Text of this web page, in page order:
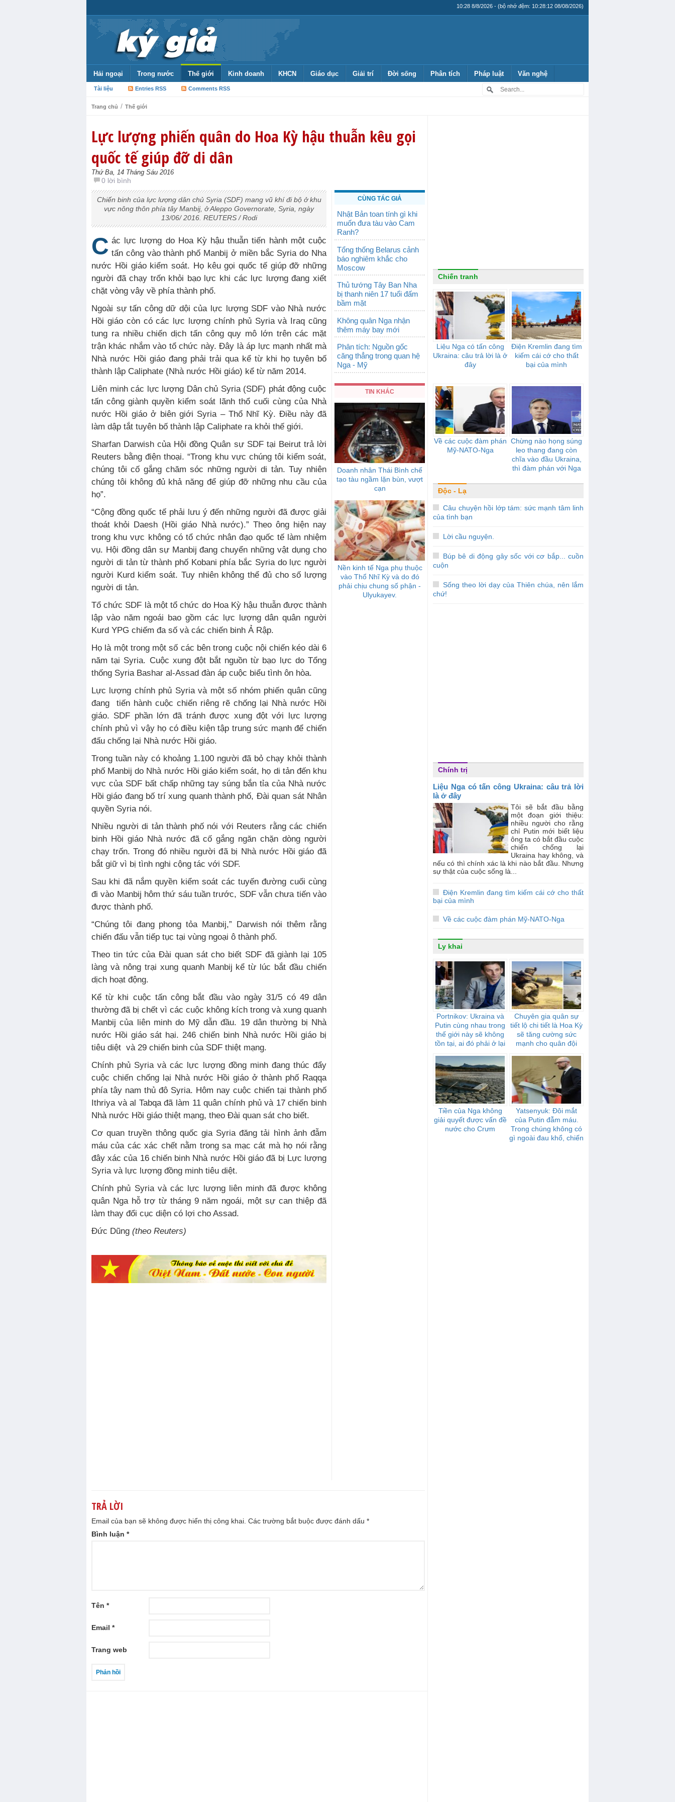
10:28 8/8/2026 - (bộ nhớ đệm: 10:28:12 08/08/2026)
Hải ngoại Trong nước Thế giới Kinh doanh KHCN Giáo dục Giải trí Đời sống Phân tích Pháp luật Văn nghệ
Tài liệu Entries RSS Comments RSS
Trang chủ / Thế giới
Lực lượng phiến quân do Hoa Kỳ hậu thuẫn kêu gọi
quốc tế giúp đỡ di dân
Thứ Ba, 14 Tháng Sáu 2016
0 lời bình
Chiến binh của lực lượng dân chủ Syria (SDF) mang vũ khí đi bộ ở khu
vực nông thôn phía tây Manbij, ở Aleppo Governorate, Syria, ngày
13/06/ 2016. REUTERS / Rodi
C ác lực lượng do Hoa Kỳ hậu thuẫn tiến hành một cuộc
tấn công vào thành phố Manbij ở miền bắc Syria do Nha
nước Hồi giáo kiểm soát. Họ kêu gọi quốc tế giúp đỡ những
người đã chạy trốn khỏi bạo lực khi các lực lượng đang xiết
chặt vòng vây về phía thành phố.
Ngoài sự tấn công dữ dội của lực lượng SDF vào Nhà nước
Hồi giáo còn có các lực lượng chính phủ Syria và Iraq cũng
tung ra nhiều chiến dịch tấn công quy mô lớn trên các mặt
trận khác nhắm vào tổ chức này. Đây là áp lực mạnh nhất mà
Nhà nước Hồi giáo đang phải trải qua kể từ khi họ tuyên bố
thành lập Caliphate (Nhà nước Hồi giáo) kể từ năm 2014.
Liên minh các lực lượng Dân chủ Syria (SDF) phát động cuộc
tấn công giành quyền kiểm soát lãnh thổ cuối cùng của Nhà
nước Hồi giáo ở biên giới Syria – Thổ Nhĩ Kỳ. Điều này đã
làm dập tắt tuyên bố thành lập Caliphate ra khỏi thế giới.
Sharfan Darwish của Hội đồng Quân sự SDF tại Beirut trả lời
Reuters bằng điện thoại. “Trong khu vực chúng tôi kiểm soát,
chúng tôi cố gắng chăm sóc những người di tản. Tuy nhiên
chúng tôi không đủ khả năng để giúp đỡ những nhu cầu của
họ”.
“Cộng đồng quốc tế phải lưu ý đến những người đã được giải
thoát khỏi Daesh (Hồi giáo Nhà nước).” Theo ông hiện nay
trong khu vực không có tổ chức nhân đạo quốc tế làm nhiệm
vụ. Hội đồng dân sự Manbij đang chuyển những vật dụng cho
người di tản từ thành phố Kobani phía bắc Syria do lực người
người Kurd kiểm soát. Tuy nhiên không thể đủ cho số lượng
người di tản.
Tổ chức SDF là một tổ chức do Hoa Kỳ hậu thuẫn được thành
lập vào năm ngoái bao gồm các lực lượng dân quân người
Kurd YPG chiếm đa số và các chiến binh Ả Rập.
Họ là một trong một số các bên trong cuộc nội chiến kéo dài 6
năm tại Syria. Cuộc xung đột bắt nguồn từ bạo lực do Tổng
thống Syria Bashar al-Assad đàn áp cuộc biểu tình ôn hòa.
Lực lượng chính phủ Syria và một số nhóm phiến quân cũng
đang tiến hành cuộc chiến riêng rẽ chống lại Nhà nước Hồi
giáo. SDF phần lớn đã tránh được xung đột với lực lượng
chính phủ vì vậy họ có điều kiện tập trung sức mạnh để chiến
đấu chống lại Nhà nước Hồi giáo.
Trong tuần này có khoảng 1.100 người đã bỏ chạy khỏi thành
phố Manbij do Nhà nước Hồi giáo kiểm soát, họ di tản đến khu
vực của SDF bất chấp những tay súng bắn tỉa của Nhà nước
Hồi giáo đang bố trí xung quanh thành phố, Đài quan sát Nhân
quyền Syria nói.
Nhiều người di tản thành phố nói với Reuters rằng các chiến
binh Hồi giáo Nhà nước đã cố gắng ngăn chặn dòng người
chạy trốn. Trong đó nhiều người đã bị Nhà nước Hồi giáo đã
bắt giữ vì bị tình nghi cộng tác với SDF.
Sau khi đã nắm quyền kiểm soát các tuyến đường cuối cùng
đi vào Manbij hôm thứ sáu tuần trước, SDF vẫn chưa tiến vào
được thành phố.
“Chúng tôi đang phong tỏa Manbij,” Darwish nói thêm rằng
chiến đấu vẫn tiếp tục tại vùng ngoại ô thành phố.
Theo tin tức của Đài quan sát cho biết SDF đã giành lại 105
làng và nông trại xung quanh Manbij kể từ lúc bắt đầu chiến
dịch hoạt động.
Kể từ khi cuộc tấn công bắt đầu vào ngày 31/5 có 49 dân
thường đã bị chết vì các cuộc không kích trong và xung quanh
Manbij của liên minh do Mỹ dẫn đầu. 19 dân thường bị Nhà
nước Hồi giáo sát hại. 246 chiến binh Nhà nước Hồi giáo bị
tiêu diệt và 29 chiến binh của SDF thiệt mạng.
Chính phủ Syria và các lực lượng đồng minh đang thúc đẩy
cuộc chiến chống lại Nhà nước Hồi giáo ở thành phố Raqqa
phía tây nam thủ đô Syria. Hôm nay cuộc chiến tại thành phố
Ithriya và al Tabqa đã làm 11 quân chính phủ và 17 chiến binh
Nhà nước Hồi giáo thiệt mạng, theo Đài quan sát cho biết.
Cơ quan truyền thông quốc gia Syria đăng tải hình ảnh đẫm
máu của các xác chết nằm trong sa mạc cát mà họ nói rằng
đây xác của 16 chiến binh Nhà nước Hồi giáo đã bị Lực lượng
Syria và lực lượng đồng minh tiêu diệt.
Chính phủ Syria và các lực lượng liên minh đã được không
quân Nga hỗ trợ từ tháng 9 năm ngoái, một sự can thiệp đã
làm thay đổi cục diện có lợi cho Assad.
Đức Dũng (theo Reuters)
CÙNG TÁC GIẢ
Nhật Bản toan tính gì khi
muốn đưa tàu vào Cam
Ranh?
Tổng thống Belarus cảnh
báo nghiêm khắc cho
Moscow
Thủ tướng Tây Ban Nha
bị thanh niên 17 tuổi đấm
bầm mặt
Không quân Nga nhận
thêm máy bay mới
Phân tích: Nguồn gốc
căng thẳng trong quan hệ
Nga - Mỹ
TIN KHÁC
Doanh nhân Thái Bình chế
tạo tàu ngầm lặn bùn, vượt
cạn
Nền kinh tế Nga phụ thuộc
vào Thổ Nhĩ Kỳ và do đó
phải chịu chung số phận -
Ulyukayev.
TRẢ LỜI
Email của bạn sẽ không được hiển thị công khai. Các trường bắt buộc được đánh dấu *
Bình luận *
Tên *
Email *
Trang web
Chiến tranh
Liệu Nga có tấn công
Ukraina: câu trả lời là ở
đây
Điện Kremlin đang tìm
kiếm cái cớ cho thất
bại của mình
Về các cuộc đàm phán
Mỹ-NATO-Nga
Chừng nào họng súng
leo thang đang còn
chĩa vào đầu Ukraina,
thì đàm phán với Nga
Độc - Lạ
Câu chuyện hồi lớp tám: sức mạnh tâm linh
của tình bạn
Lời cầu nguyện.
Búp bê di động gây sốc với cơ bắp... cuồn
cuộn
Sống theo lời dạy của Thiên chúa, nên lắm
chứ!
Chính trị
Liệu Nga có tấn công Ukraina: câu trả lời
là ở đây
Tôi sẽ bắt đầu bằng
một đoạn giới thiệu:
nhiều người cho rằng
chỉ Putin mới biết liệu
ông ta có bắt đầu cuộc
chiến chống lại
Ukraina hay không, và
nếu có thì chính xác là khi nào bắt đầu. Nhưng
sự thật của cuộc sống là...
Điện Kremlin đang tìm kiếm cái cớ cho thất
bại của mình
Về các cuộc đàm phán Mỹ-NATO-Nga
Ly khai
Portnikov: Ukraina và
Putin cùng nhau trong
thế giới này sẽ không
tồn tại, ai đó phải ở lại
Chuyên gia quân sự
tiết lộ chi tiết là Hoa Kỳ
sẽ tăng cường sức
mạnh cho quân đội
lửa “Stingers”,
“Javelins” và trực
thăng Mi-17
Tiền của Nga không
giải quyết được vấn đề
nước cho Crưm
Yatsenyuk: Đôi mắt
của Putin đẫm máu.
Trong chúng không có
gì ngoài đau khổ, chiến